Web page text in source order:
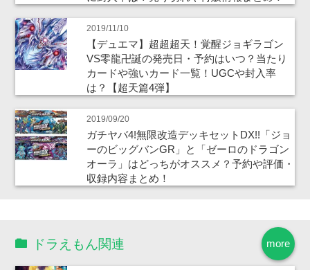
2019/11/10
【デュエマ】超超超天！覚醒ジョギラゴン
VS零龍卍誕の発売日・予約はいつ？当たり
カードや強いカード一覧！UGCや封入率
は？【超天篇4弾】
2019/09/20
ガチヤバ4!無限改造デッキセットDX!!「ジョ
ーのビッグバンGR」と「ゼーロのドラゴン
オーラ」はどっちがオススメ？予約や評価・
収録内容まとめ！
more
ドラえもん関連